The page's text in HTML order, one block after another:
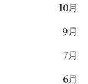
10月
9月
7月
6月